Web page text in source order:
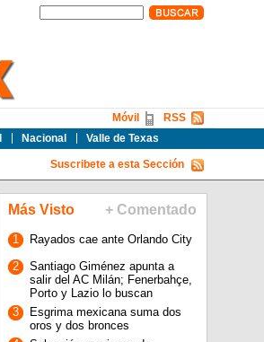
Nacional Valle de Texas
RSS
Móvil
Suscribete a esta Sección
Más Visto + Comentado
1
Rayados cae ante Orlando City
2
Santiago Giménez apunta a
salir del AC Milán; Fenerbahçe,
Porto y Lazio lo buscan
3
Esgrima mexicana suma dos
oros y dos bronces